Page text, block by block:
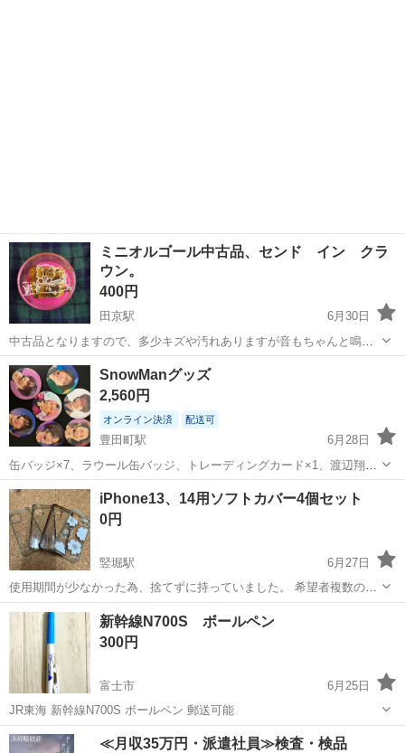
ミニオルゴール中古品、センド イン クラ
ウン。
400円
田京駅
6月30日
中古品となりますので、多少キズや汚れありますが音もちゃんと鳴り
ます。 伊豆の国市の自宅での対面なしのお取引希望です。 日にちだけ
指定して頂ければ、朝郵便受けか玄関門近くの分かる場所に置いてお
きます。在宅していてもピンポン不...
静岡 伊豆の国市 田京駅 ノベルティグッズ
SnowManグッズ
2,560円
オンライン決済 配送可
豊田町駅
6月28日
缶バッジ×7、ラウール缶バッジ、トレーディングカード×1、渡辺翔太
うちわ×1、佐久間大介シール×1、まとめてお渡し致します。
静岡 磐田市 ノベルティグッズ SnowMan
iPhone13、14用ソフトカバー4個セット
0円
竪堀駅
6月27日
使用期間が少なかった為、捨てずに持っていました。 希望者複数の場
合、他の物をお買い上げの方を優先させていただく場合があります。
ご了承ください。 受け渡しは、杏林堂富士松岡店駐車場にて。 土日祝
静岡 富士市 竪堀駅 ノベルティグッズ
新幹線N700S ボールペン
300円
富士市
6月25日
JR東海 新幹線N700S ボールペン 郵送可能
静岡 富士市 ノベルティグッズ 新幹線
≪月収35万円・派遣社員≫検査・検品